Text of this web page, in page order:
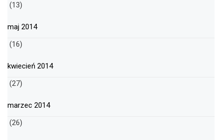
(13)
maj 2014
(16)
kwiecień 2014
(27)
marzec 2014
(26)